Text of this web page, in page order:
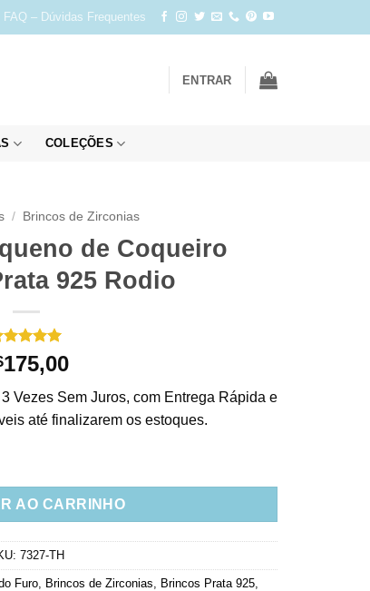
FAQ – Dúvidas Frequentes
ENTRAR
COLEÇÕES
/ Brincos de Zirconias
de Coqueiro
925 Rodio
5de
em
cliente
175,00
Vezes Sem Juros, com Entrega Rápida e
até finalizarem os estoques.
Prata 925 Rodio quantidade
AO CARRINHO
7327-TH
Furo, Brincos de Zirconias Brincos Prata 925,